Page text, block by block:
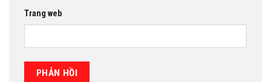
Trang web